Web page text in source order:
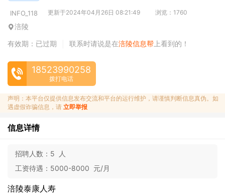
INFO_118 更新于2024年04月26日 08:21:49 浏览：1760
涪陵
有效期：已过期
联系时请说是在涪陵信息帮 上看到的！
18523990258
拨打电话
声明：本平台仅提供信息发布交流和平台的运行维护，请谨慎判断信息真伪。如
遇虚假诈骗信息，请 立即举报
信息详情
招聘人数： 5 人
工资待遇： 5000-8000 元/月
涪陵泰康人寿